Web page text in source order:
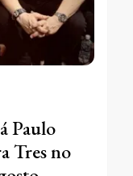
Paulo
Tres no